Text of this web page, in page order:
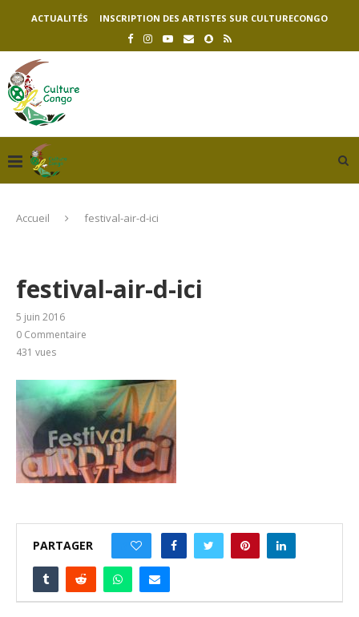
ACTUALITÉS INSCRIPTION DES ARTISTES SUR CULTURECONGO
Accueil festival-air-d-ici
festival-air-d-ici
5 juin 2016
0 Commentaire
431 vues
PARTAGER